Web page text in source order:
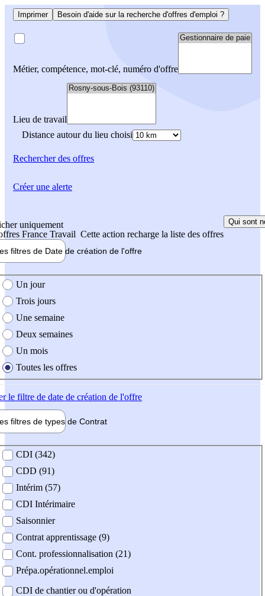
Imprimer Besoin d'aide sur la recherche d'offres d'emploi ?
Métier, compétence, mot-clé, numéro d'offre
Lieu de travail
Distance autour du lieu choisi
Rechercherdes offres
uniquement
France Travail Cette action recharge la liste des offres
Qui sont
filtres de Date de création de l'offre
création de l'offre
Un jour
Trois jours
Une semaine
Deux semaines
Un mois
Toutes les offres
le filtre de date de création de l'offre
filtres de types de Contrat
contrat
CDI (342)
CDD (91)
Intérim (57)
CDI Intérimaire
Saisonnier
Contrat apprentissage (9)
Cont. professionnalisation (21)
Prépa.opérationnel.emploi
CDI de chantier ou d'opération
Créer une alerte